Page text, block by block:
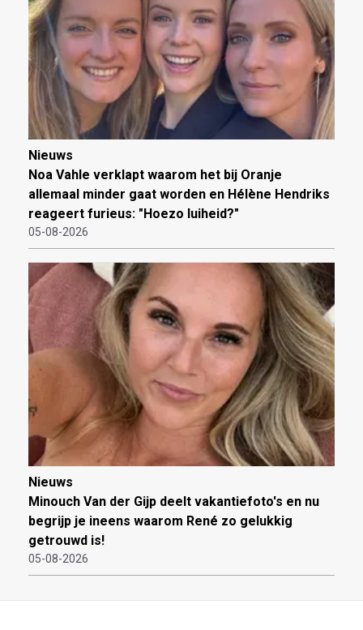
Nieuws
Noa Vahle verklapt waarom het bij Oranje
allemaal minder gaat worden en Hélène Hendriks
reageert furieus: "Hoezo luiheid?"
05-08-2026
Nieuws
Minouch Van der Gijp deelt vakantiefoto's en nu
begrijp je ineens waarom René zo gelukkig
getrouwd is!
05-08-2026